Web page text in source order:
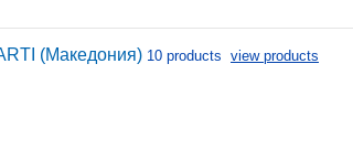
(Македония) 10 products view products